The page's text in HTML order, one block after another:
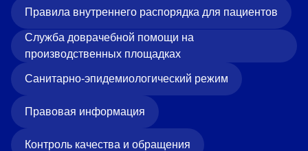
399000, г. Липецк, Плехановское лесничество,
Ленинский лесхоз, квартал 67
Понедельник — четверг
08:00–16:45
Пятница
перерыв 12:00–12:30
Администратор
+7 (4742) 72-73-31
Правила внутреннего распорядка для пациентов
Служба доврачебной помощи на
производственных площадках
Санитарно-эпидемиологический режим
Правовая информация
Контроль качества и обращения